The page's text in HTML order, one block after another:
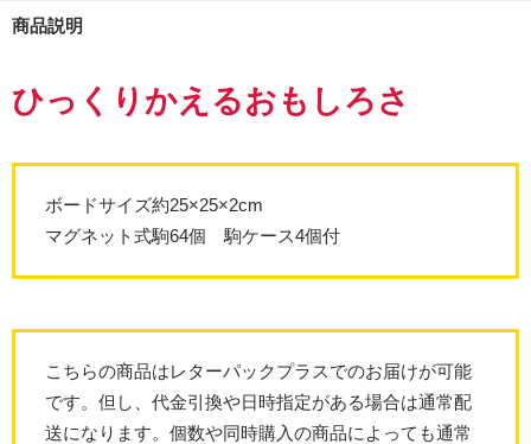
商品説明
ひっくりかえるおもしろさ
ボードサイズ約25×25×2cm
マグネット式駒64個 駒ケース4個付
こちらの商品はレターパックプラスでのお届けが可能
です。但し、代金引換や日時指定がある場合は通常配
送になります。個数や同時購入の商品によっても通常